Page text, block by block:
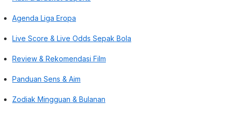
Agenda Liga Eropa
Live Score & Live Odds Sepak Bola
Review & Rekomendasi Film
Panduan Sens & Aim
Zodiak Mingguan & Bulanan